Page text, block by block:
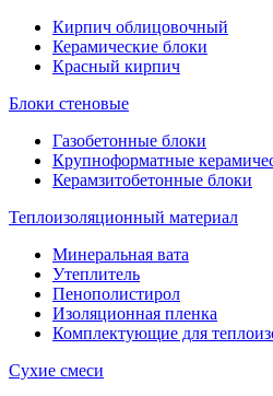
Кирпич облицовочный
Керамические блоки
Красный кирпич
Блоки стеновые
Газобетонные блоки
Крупноформатные
Керамзитобетонные блоки
Теплоизоляционный материал
Минеральная вата
Утеплитель
Пенополистирол
Изоляционная пленка
Комплектующие для
Сухие смеси